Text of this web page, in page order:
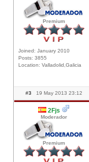
Premium
Joined: January 2010
Posts: 3855
Location: Valladolid,Galicia
#3 19 May 2013 23:12
2Fjs
Moderador
Premium